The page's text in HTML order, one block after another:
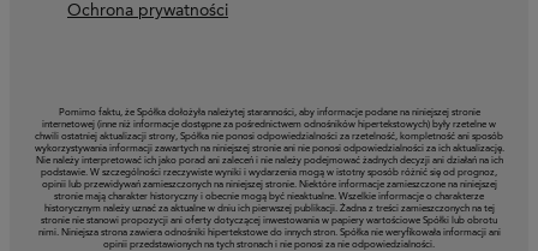
Ochrona prywatności
Pomimo faktu, że Spółka dołożyła należytej staranności, aby informacje podane na niniejszej stronie
internetowej (inne niż informacje dostępne za pośrednictwem odnośników hipertekstowych) były rzetelne w
chwili ostatniej aktualizacji strony, Spółka nie ponosi odpowiedzialności za rzetelność, kompletność ani sposób
wykorzystywania informacji zawartych na niniejszej stronie ani nie ponosi odpowiedzialności za ich aktualizację.
Nie należy interpretować ich jako porad ani zaleceń i nie należy podejmować żadnych decyzji ani działań na ich
podstawie. W szczególności rzeczywiste wyniki i wydarzenia mogą w istotny sposób różnić się od prognoz,
opinii lub przewidywań zamieszczonych na niniejszej stronie. Niektóre informacje zamieszczone na niniejszej
stronie mają charakter historyczny i obecnie mogą być nieaktualne. Wszelkie informacje o charakterze
historycznym należy uznać za aktualne w dniu ich pierwszej publikacji. Żadna z treści zamieszczonych na tej
stronie nie stanowi propozycji ani oferty dotyczącej inwestowania w papiery wartościowe Spółki lub obrotu
nimi. Niniejsza strona zawiera odnośniki hipertekstowe do innych stron. Spółka nie weryfikowała informacji ani
opinii przedstawionych na tych stronach i nie ponosi za nie odpowiedzialności.